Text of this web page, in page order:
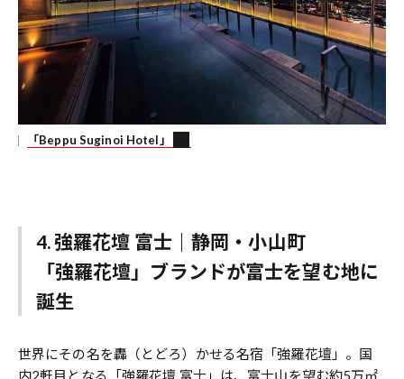
「Beppu Suginoi Hotel」
4. 強羅花壇 富士｜静岡・小山町
「強羅花壇」ブランドが富士を望む地に
誕生
世界にその名を轟（とどろ）かせる名宿「強羅花壇」。国
内2軒目となる「強羅花壇 富士」は、富士山を望む約5万㎡